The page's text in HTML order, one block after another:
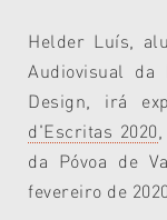
Helder Luís,
Audiovisual
Design, irá
d'Escritas 2020
da Póvoa de
fevereiro de